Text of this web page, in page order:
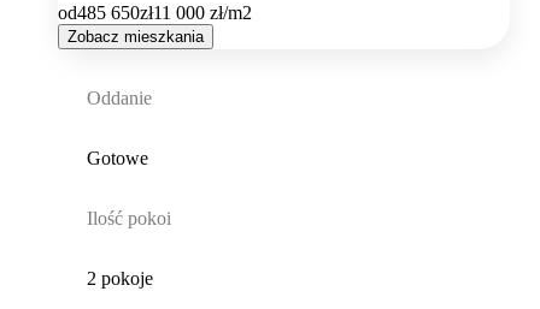
od485 650zł11 000 zł/m2
Zobacz mieszkania
Oddanie
Gotowe
Ilość pokoi
2 pokoje